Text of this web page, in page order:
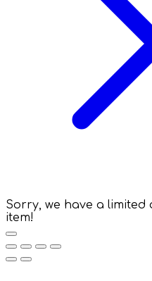
Sorry, we have a
item!